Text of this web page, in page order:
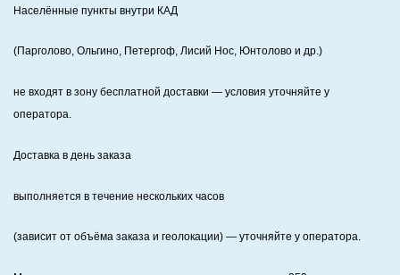
Населённые пункты внутри КАД
(Парголово, Ольгино, Петергоф, Лисий Нос, Юнтолово и др.)
не входят в зону бесплатной доставки — условия уточняйте у
оператора.
Доставка в день заказа
выполняется в течение нескольких часов
(зависит от объёма заказа и геолокации) — уточняйте у оператора.